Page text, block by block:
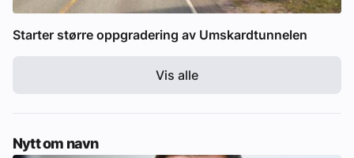
Starter større oppgradering av Umskardtunnelen
Vis alle
Nytt om navn